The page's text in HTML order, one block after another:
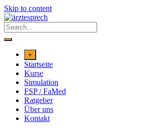
Skip to content
+
Startseite
Kurse
Simulation
FSP / FaMed
Ratgeber
Über uns
Kontakt